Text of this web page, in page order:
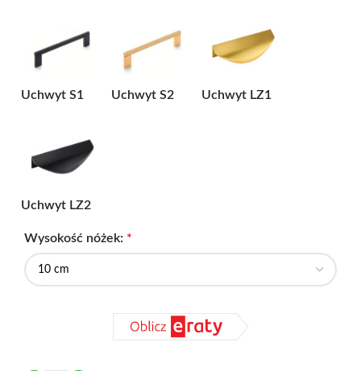
Uchwyt S1 Uchwyt S2 Uchwyt LZ1
Uchwyt LZ2
Wysokość nóżek: *